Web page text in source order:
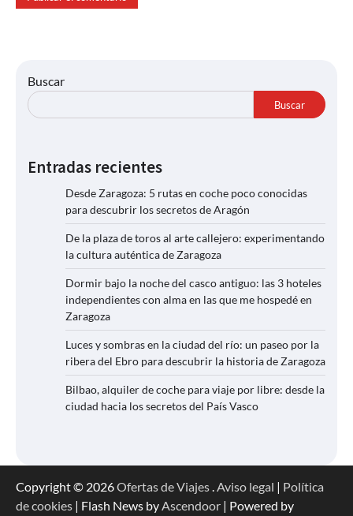
Buscar
Buscar
Entradas recientes
Desde Zaragoza: 5 rutas en coche poco conocidas
para descubrir los secretos de Aragón
De la plaza de toros al arte callejero: experimentando
la cultura auténtica de Zaragoza
Dormir bajo la noche del casco antiguo: las 3 hoteles
independientes con alma en las que me hospedé en
Zaragoza
Luces y sombras en la ciudad del río: un paseo por la
ribera del Ebro para descubrir la historia de Zaragoza
Bilbao, alquiler de coche para viaje por libre: desde la
ciudad hacia los secretos del País Vasco
Copyright © 2026Ofertas de Viajes.Aviso legal | Política
de cookies | Flash News byAscendoor | Powered by